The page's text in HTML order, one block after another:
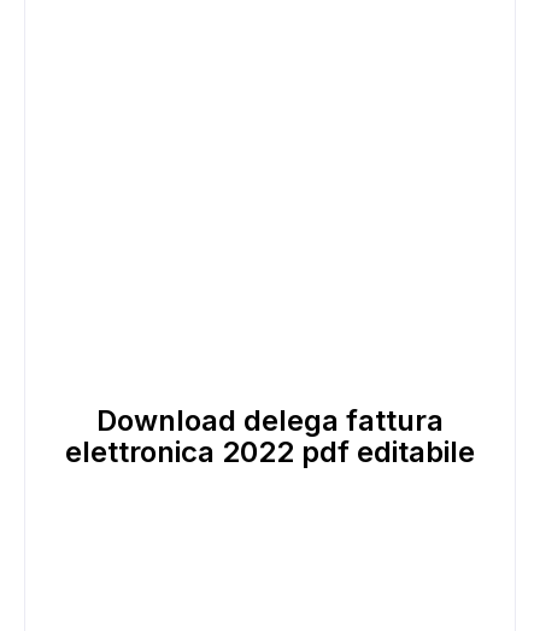
Download delega fattura
elettronica 2022 pdf editabile